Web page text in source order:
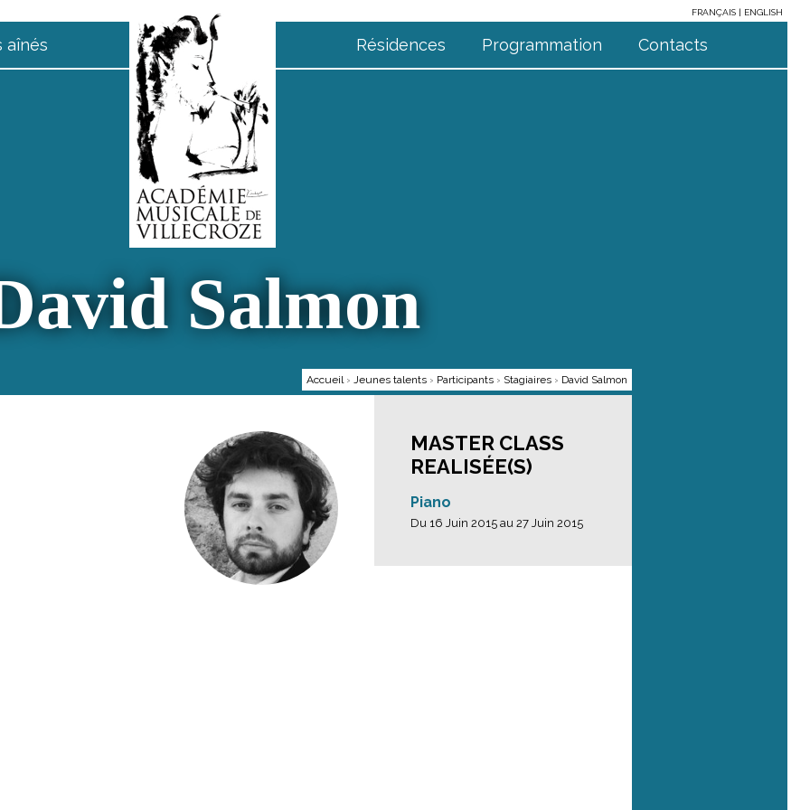
FRANÇAIS
ENGLISH
aînés Résidences Programmation Contacts
Salmon
Accueil › Jeunes talents › Participants › Stagiaires › David Salmon
MASTER CLASS
REALISÉE(S)
Piano
Du 16 Juin 2015 au 27 Juin 2015